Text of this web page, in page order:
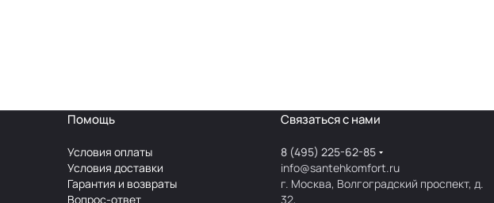
Помощь
Условия оплаты
Условия доставки
Гарантия и возвраты
Вопрос-ответ
Связаться с нами
8 (495) 225-62-85
info@santehkomfort.ru
г. Москва, Волгоградский проспект, д.
32,